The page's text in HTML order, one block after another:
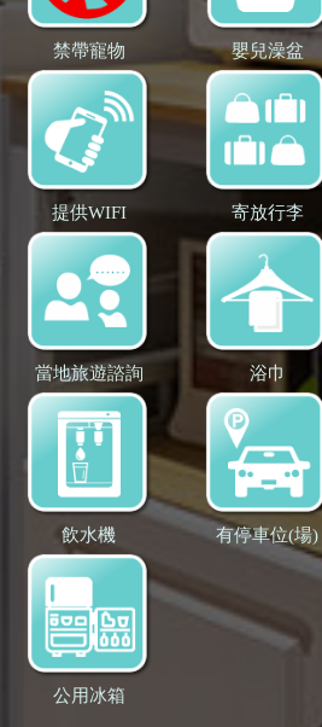
禁帶寵物 嬰兒澡盆
提供WIFI 寄放行李
當地旅遊諮詢 浴巾
飲水機 有停車位(場)
公用冰箱